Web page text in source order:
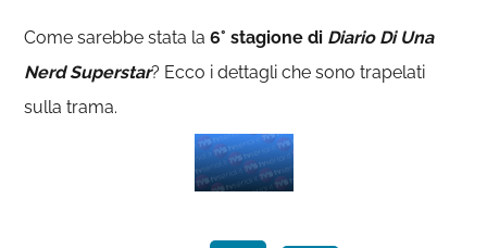
Come sarebbe stata la6° stagione di Diario Di Una
Nerd Superstar? Ecco i dettagli che sono trapelati
sulla trama.